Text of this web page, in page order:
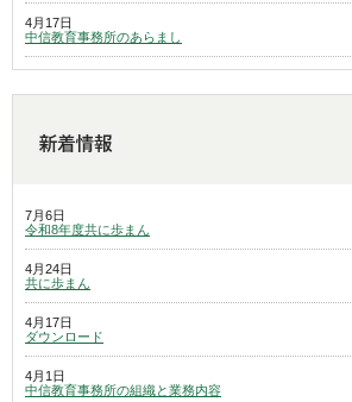
4月17日
中信教育事務所のあらまし
7月6日
令和8年度共に歩まん
4月24日
共に歩まん
4月17日
ダウンロード
4月1日
中信教育事務所の組織と業務内容